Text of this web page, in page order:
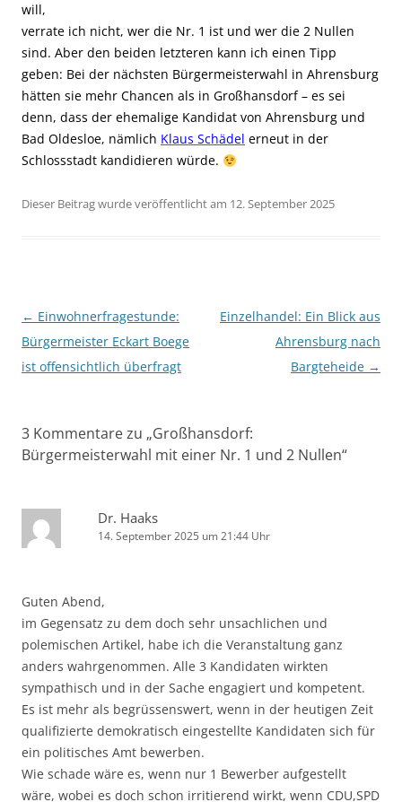
will,
verrate ich nicht, wer die Nr. 1 ist und wer die 2 Nullen
sind. Aber den beiden letzteren kann ich einen Tipp
geben: Bei der nächsten Bürgermeisterwahl in Ahrensburg
hätten sie mehr Chancen als in Großhansdorf – es sei
denn, dass der ehemalige Kandidat von Ahrensburg und
Bad Oldesloe, nämlich Klaus Schädel erneut in der
Schlossstadt kandidieren würde.
Dieser Beitrag wurde veröffentlicht am 12. September 2025
Beitragsnavigation
← Einwohnerfragestunde:
Bürgermeister Eckart Boege
ist offensichtlich überfragt
Einzelhandel: Ein Blick aus
Ahrensburg nach
Bargteheide →
3 Kommentare zu „Großhansdorf:
Bürgermeisterwahl mit einer Nr. 1 und 2 Nullen“
Dr. Haaks
14. September 2025 um 21:44 Uhr
Guten Abend,
im Gegensatz zu dem doch sehr unsachlichen und
polemischen Artikel, habe ich die Veranstaltung ganz
anders wahrgenommen. Alle 3 Kandidaten wirkten
sympathisch und in der Sache engagiert und kompetent.
Es ist mehr als begrüssenswert, wenn in der heutigen Zeit
qualifizierte demokratisch eingestellte Kandidaten sich für
ein politisches Amt bewerben.
Wie schade wäre es, wenn nur 1 Bewerber aufgestellt
wäre, wobei es doch schon irritierend wirkt, wenn CDU,SPD